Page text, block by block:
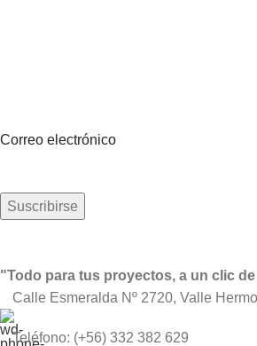
Correo electrónico
"Todo para tus proyectos, a un clic
Calle Esmeralda Nº 2720, Valle
Teléfono: (+56) 332 382 629